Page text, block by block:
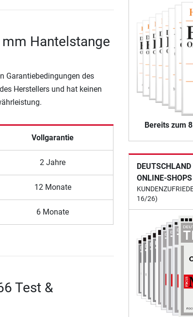
Hantelstange
Garantiebedingungen des
Herstellers und hat keinen
Vollgarantie
2 Jahre
12 Monate
6 Monate
Test &
Bereits zum
ONLINE-SHOPS
16/26)